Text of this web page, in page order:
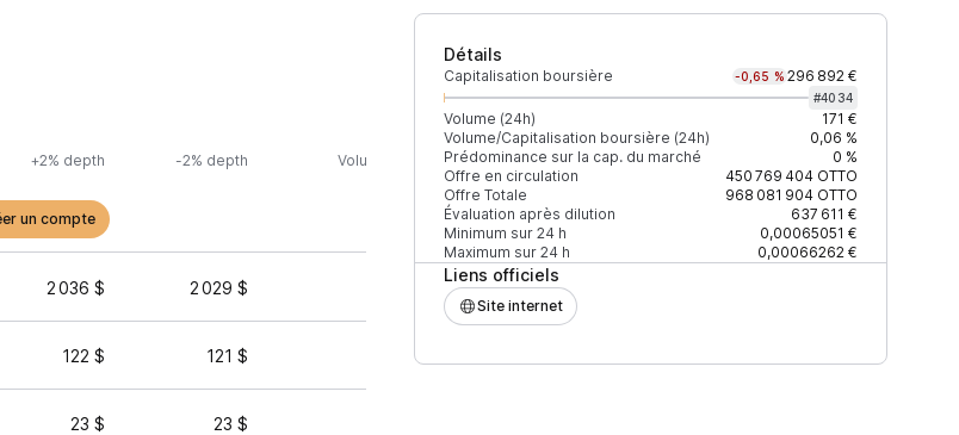
Détails
Capitalisation boursière -0,65 % 296 892 €
#4034
Volume (24h)
171 €
Volume/Capitalisation boursière (24h)
0,06 %
Prédominance sur la cap. du marché
0 %
Offre en circulation
450 769 404OTTO
Offre Totale
968 081 904OTTO
Évaluation après dilution
637 611 €
Minimum sur 24 h
0,00065051 €
Maximum sur 24 h
0,00066262 €
Liens officiels
Site internet
+2% depth -2% depth Volume (24h) % du volume Confiance Mis à jour
un compte
2 036 $ 2 029 $ 70,12 %
122 $ 121 $ 41 $
23 $ 23 $